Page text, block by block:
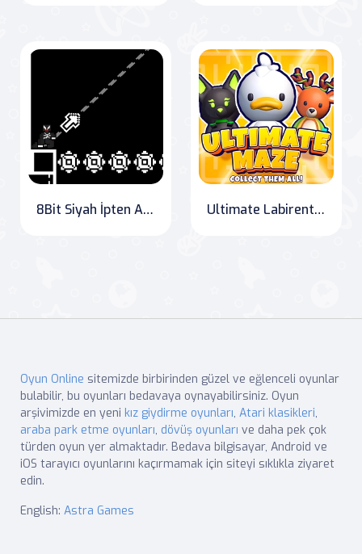
8Bit Siyah İpten Adam Ultimate Labirent: Hepsi Biriktir! - OnlineGames.World'de heyecan dolu bir serüven
Oyun Online sitemizde birbirinden güzel ve eğlenceli oyunlar
bulabilir, bu oyunları bedavaya oynayabilirsiniz. Oyun
arşivimizde en yeni kız giydirme oyunları, Atari klasikleri,
araba park etme oyunları, dövüş oyunları ve daha pek çok
türden oyun yer almaktadır. Bedava bilgisayar, Android ve
iOS tarayıcı oyunlarını kaçırmamak için siteyi sıklıkla ziyaret
edin.
English: Astra Games